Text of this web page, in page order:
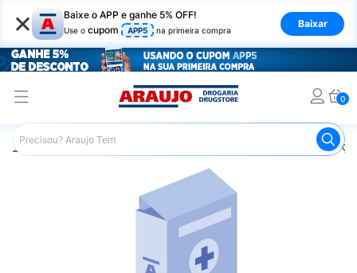
× Baixe o APP e ganhe 5% OFF!
Use o cupom APP5 na primeira compra
Baixar
0
Araujo Medicamentos Remédios para Alergias e